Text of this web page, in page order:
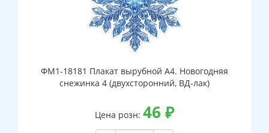
ФМ1-18181 Плакат вырубной А4. Новогодняя
снежинка 4 (двухсторонний, ВД-лак)
Цена розн: 46 ₽